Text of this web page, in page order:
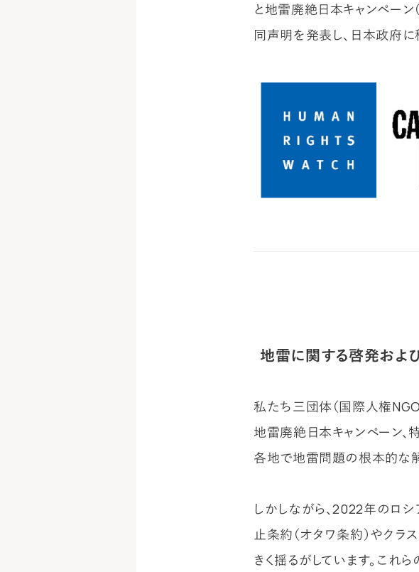
と地雷廃絶日本キャンペーン（
同声明を発表し、日本政府
地雷に関する啓発およ
私たち三団体（国際人権NGO
地雷廃絶日本キャンペーン
各地で地雷問題の根本的な
しかしながら、2022年のロ
止条約（オタワ条約）やク
きく揺るがしています。これ